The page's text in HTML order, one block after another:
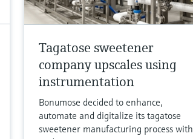
Tagatose sweetener
company upscales using
instrumentation
Bonumose decided to enhance,
automate and digitalize its tagatose
sweetener manufacturing process with